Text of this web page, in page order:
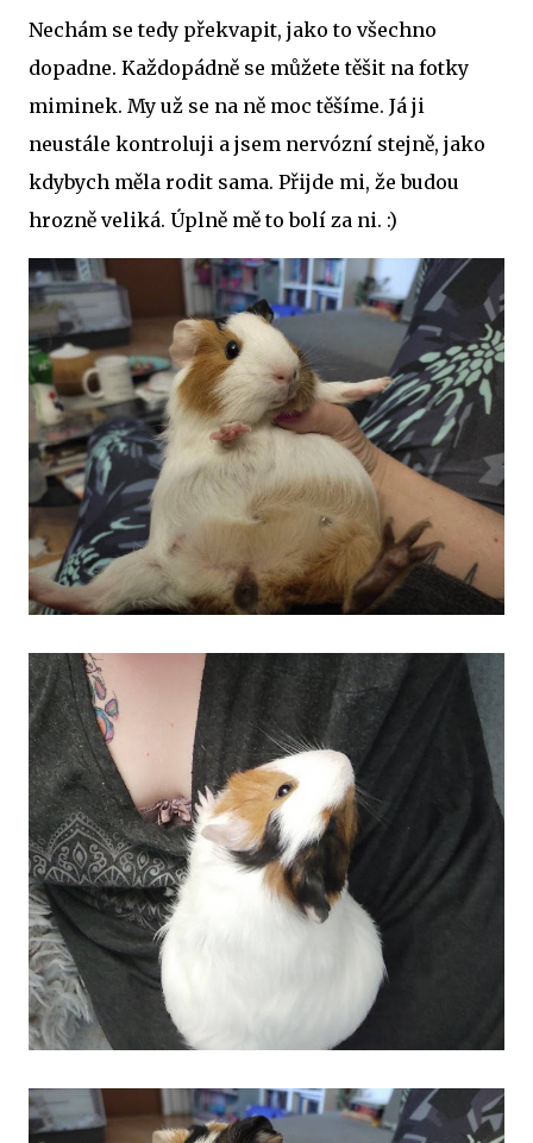
Nechám se tedy překvapit, jako to všechno
dopadne. Každopádně se můžete těšit na fotky
miminek. My už se na ně moc těšíme. Já ji
neustále kontroluji a jsem nervózní stejně, jako
kdybych měla rodit sama. Přijde mi, že budou
hrozně veliká. Úplně mě to bolí za ni. :)